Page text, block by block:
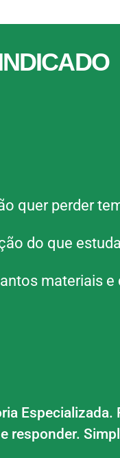
quer perder
do que
materiais
responder.